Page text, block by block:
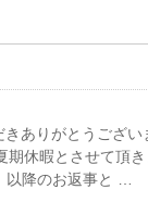
ありがとうござい
期休暇とさせて頂
降のお返事と …